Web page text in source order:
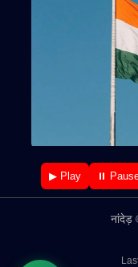
▶ Play ⏸
नांदेड़